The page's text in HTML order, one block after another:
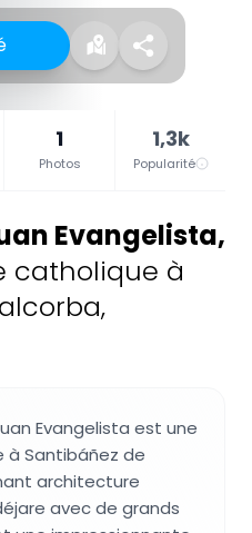
1
Photos
1,3k
Popularité
Evangelista,
catholique à
Evangelista est une
à Santibáñez de
architecture
avec de grands